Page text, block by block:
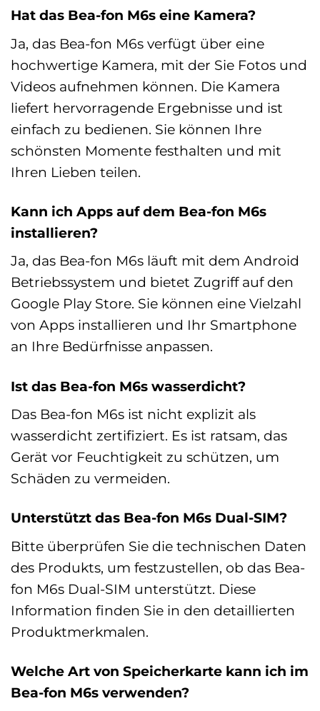
Hat das Bea-fon M6s eine Kamera?
Ja, das Bea-fon M6s verfügt über eine
hochwertige Kamera, mit der Sie Fotos und
Videos aufnehmen können. Die Kamera
liefert hervorragende Ergebnisse und ist
einfach zu bedienen. Sie können Ihre
schönsten Momente festhalten und mit
Ihren Lieben teilen.
Kann ich Apps auf dem Bea-fon M6s
installieren?
Ja, das Bea-fon M6s läuft mit dem Android
Betriebssystem und bietet Zugriff auf den
Google Play Store. Sie können eine Vielzahl
von Apps installieren und Ihr Smartphone
an Ihre Bedürfnisse anpassen.
Ist das Bea-fon M6s wasserdicht?
Das Bea-fon M6s ist nicht explizit als
wasserdicht zertifiziert. Es ist ratsam, das
Gerät vor Feuchtigkeit zu schützen, um
Schäden zu vermeiden.
Unterstützt das Bea-fon M6s Dual-SIM?
Bitte überprüfen Sie die technischen Daten
des Produkts, um festzustellen, ob das Bea-
fon M6s Dual-SIM unterstützt. Diese
Information finden Sie in den detaillierten
Produktmerkmalen.
Welche Art von Speicherkarte kann ich im
Bea-fon M6s verwenden?